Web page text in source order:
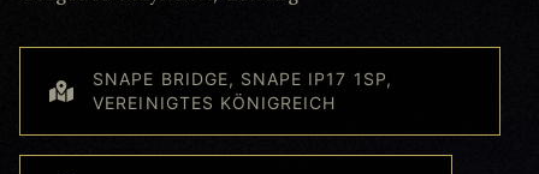
SNAPE BRIDGE, SNAPE IP17 1SP,
VEREINIGTES KÖNIGREICH